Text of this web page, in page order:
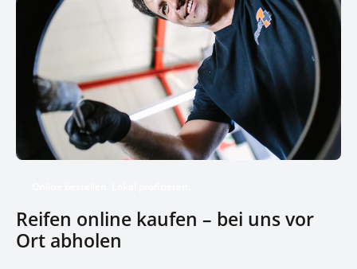
€ Prämie 2 Bridgestone
DRIVE OUR BEST
Reifen = 10 € Prämie
Reifen ab 18 Zoll 4
Bridgestone DRIVE
OUR BEST Reifen = 40
€ Prämie 2 Bridgestone
DRIVE OUR BEST
Reifen = 20 € Prämie
Reifen online kaufen – bei uns vor
Ort abholen